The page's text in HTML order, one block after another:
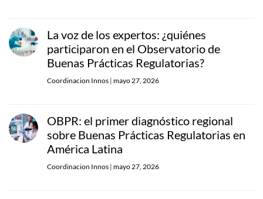
La voz de los expertos: ¿quiénes
participaron en el Observatorio de
Buenas Prácticas Regulatorias?
Coordinacion Innos | mayo 27, 2026
OBPR: el primer diagnóstico regional
sobre Buenas Prácticas Regulatorias en
América Latina
Coordinacion Innos | mayo 27, 2026